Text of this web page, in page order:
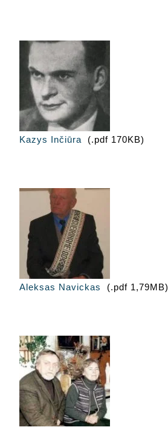
Kazys Inčiūra (.pdf 170KB)
Aleksas Navickas (.pdf 1,79MB)